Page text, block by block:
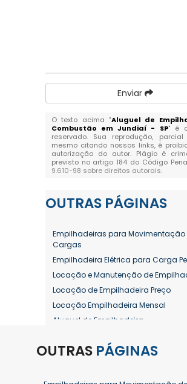
Enviar
O texto acima "Aluguel de
Combustão em Jundiaí - SP" é
reservado. Sua reprodução,
mesmo citando nossos links, é
autorização do autor. Plágio é
previsto no artigo 184 do Código
9.610-98 sobre direitos autorais.
OUTRAS PÁGINAS
Empilhadeiras para Movimentação
Cargas
Empilhadeira Elétrica para Carga
Locação e Manutenção de
Locação de Empilhadeira Preço
Locação Empilhadeira Mensal
Aluguel de Empilhadeira
Aluguel de Empilhadeira Diária Valor
Aluguel de Empilhadeira Elétrica
OUTRAS PÁGINAS